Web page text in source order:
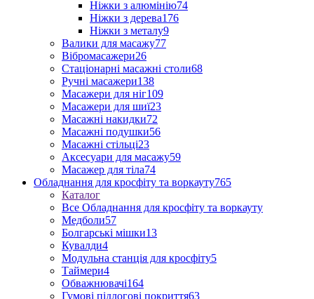
Ніжки з алюмінію74
Ніжки з дерева176
Ніжки з металу9
Валики для масажу77
Вібромасажери26
Стаціонарні масажні столи68
Ручні масажери138
Масажери для ніг109
Масажери для шиї23
Масажні накидки72
Масажні подушки56
Масажні стільці23
Аксесуари для масажу59
Масажер для тіла74
Обладнання для кросфіту та воркауту765
Каталог
Все Обладнання для кросфіту та воркауту
Медболи57
Болгарські мішки13
Кувалди4
Модульна станція для кросфіту5
Таймери4
Обважнювачі164
Гумові підлогові покриття63